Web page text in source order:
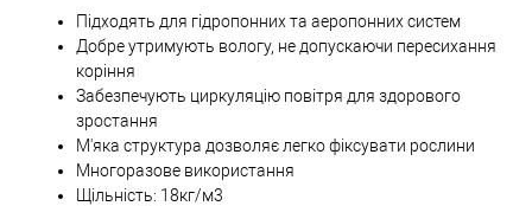
Підходять для гідропонних та аеропонних систем
Добре утримують вологу, не допускаючи пересихання
коріння
Забезпечують циркуляцію повітря для здорового
зростання
М'яка структура дозволяє легко фіксувати рослини
Многоразове використання
Щільність: 18кг/м3